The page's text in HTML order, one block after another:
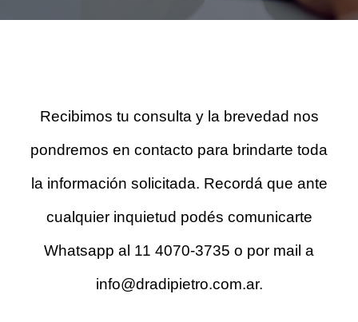
Recibimos tu consulta y la brevedad nos
pondremos en contacto para brindarte toda
la información solicitada. Recordá que ante
cualquier inquietud podés comunicarte
Whatsapp al 11 4070-3735 o por mail a
info@dradipietro.com.ar.